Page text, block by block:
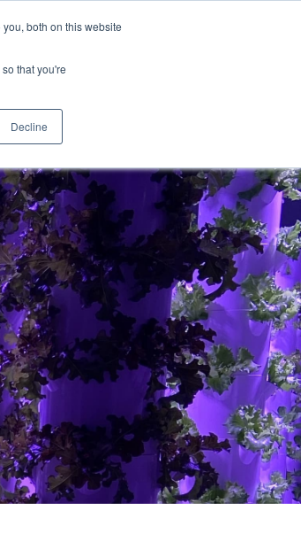
both on this website
that you're
Decline
Português